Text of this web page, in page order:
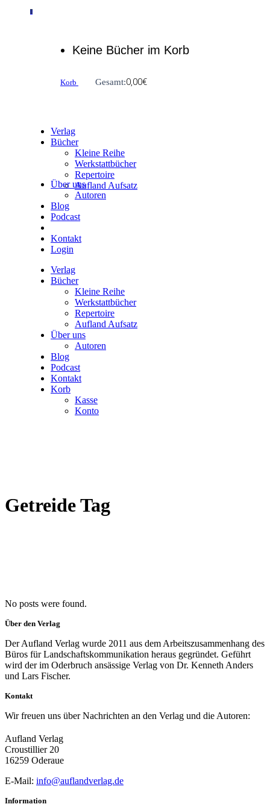
0
Keine Bücher im Korb
Korb Gesamt:0,00€
Verlag
Bücher
Kleine Reihe
Werkstattbücher
Repertoire
Aufland Aufsatz
Über uns
Autoren
Blog
Podcast
Kontakt
Login
Verlag
Bücher
Kleine Reihe
Werkstattbücher
Repertoire
Aufland Aufsatz
Über uns
Autoren
Blog
Podcast
Kontakt
Korb
Kasse
Konto
Getreide Tag
No posts were found.
Über den Verlag
Der Aufland Verlag wurde 2011 aus dem Arbeitszusammenhang des
Büros für Landschaftskommunikation heraus gegründet. Geführt
wird der im Oderbruch ansässige Verlag von Dr. Kenneth Anders
und Lars Fischer.
Kontakt
Wir freuen uns über Nachrichten an den Verlag und die Autoren:
Aufland Verlag
Croustillier 20
16259 Oderaue
E-Mail: info@auflandverlag.de
Information